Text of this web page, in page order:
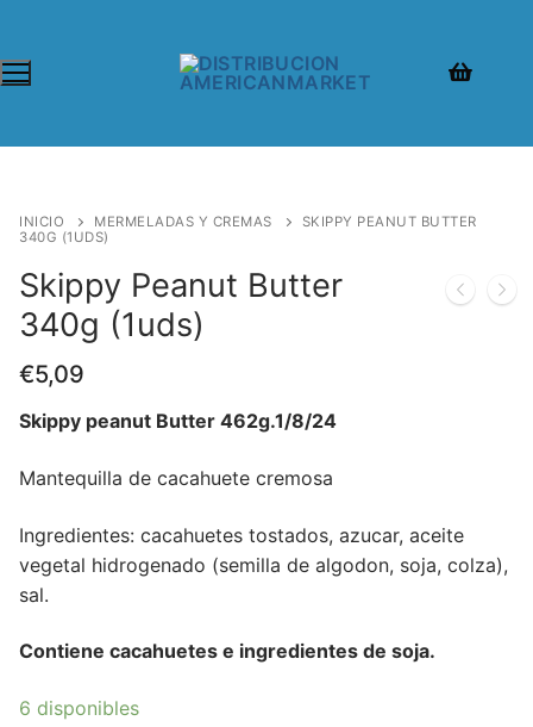
INICIO MERMELADAS Y CREMAS
SKIPPY PEANUT BUTTER
340G (1UDS)
Skippy Peanut Butter
340g (1uds)
€5,09
Skippy peanut Butter 462g.1/8/24
Mantequilla de cacahuete cremosa
Ingredientes: cacahuetes tostados, azucar, aceite
vegetal hidrogenado (semilla de algodon, soja, colza),
sal.
Contiene cacahuetes e ingredientes de soja.
6 disponibles